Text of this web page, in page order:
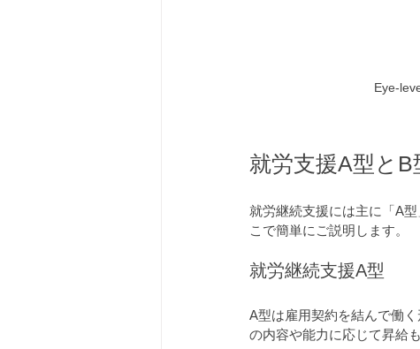
Eye-
就労支援A型とB
就労継続支援には主に「A
こで簡単にご説明します。
就労継続支援A型
A型は雇用契約を結んで働
の内容や能力に応じて昇給